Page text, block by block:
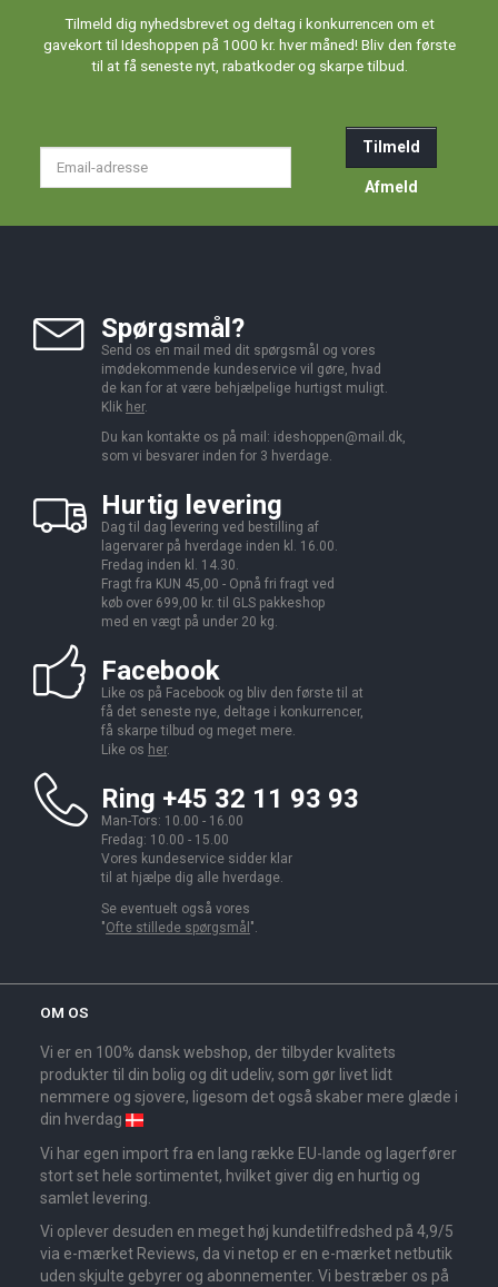
Tilmeld dig nyhedsbrevet og deltag i konkurrencen om et
gavekort til Ideshoppen på 1000 kr. hver måned! Bliv den første
til at få seneste nyt, rabatkoder og skarpe tilbud.
Tilmeld
Afmeld
Spørgsmål?
Send os en mail med dit spørgsmål og vores
imødekommende kundeservice vil gøre, hvad
de kan for at være behjælpelige hurtigst muligt.
Klik her.
Du kan kontakte os på mail: ideshoppen@mail.dk,
som vi besvarer inden for 3 hverdage.
Hurtig levering
Dag til dag levering ved bestilling af
lagervarer på hverdage inden kl. 16.00.
Fredag inden kl. 14.30.
Fragt fra KUN 45,00 - Opnå fri fragt ved
køb over 699,00 kr. til GLS pakkeshop
med en vægt på under 20 kg.
Facebook
Like os på Facebook og bliv den første til at
få det seneste nye, deltage i konkurrencer,
få skarpe tilbud og meget mere.
Like os her.
Ring +45 32 11 93 93
Man-Tors: 10.00 - 16.00
Fredag: 10.00 - 15.00
Vores kundeservice sidder klar
til at hjælpe dig alle hverdage.
Se eventuelt også vores
"Ofte stillede spørgsmål ".
OM OS
Vi er en 100% dansk webshop, der tilbyder kvalitets
produkter til din bolig og dit udeliv, som gør livet lidt
nemmere og sjovere, ligesom det også skaber mere glæde i
din hverdag
Vi har egen import fra en lang række EU-lande og lagerfører
stort set hele sortimentet, hvilket giver dig en hurtig og
samlet levering.
Vi oplever desuden en meget høj kundetilfredshed på 4,9/5
via e-mærket Reviews, da vi netop er en e-mærket netbutik
uden skjulte gebyrer og abonnementer. Vi bestræber os på